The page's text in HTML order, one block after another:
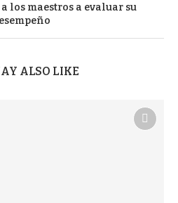
los maestros a evaluar su
ALSO LIKE